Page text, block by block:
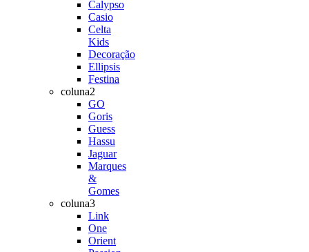
Calypso
Casio
Celta
Kids
Decoração
Ellipsis
Festina
coluna2
GO
Goris
Guess
Hassu
Jaguar
Marques
&
Gomes
coluna3
Link
One
Orient